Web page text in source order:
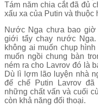
Tám năm chia cắt đã đủ
xấu xa của Putin và thuộc
Nước Nga chưa bao
giới tẩy chay nước
không ai muốn chụp
muốn ngồi chung bàn
ném ra cho Lavrov đó là
Dù lì lợm lão luyện nhà
đế chế Putin Lavrov
những chất vấn và cuối
còn khả năng đối thoại.